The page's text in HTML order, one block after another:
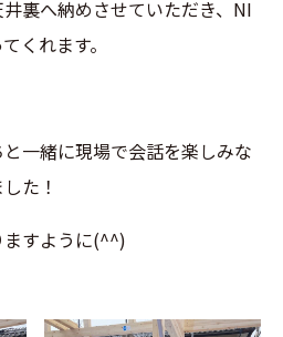
裏へ納めさせていただき、NI
くれます。
一緒に現場で会話を楽しみな
た！
ますように(^^)